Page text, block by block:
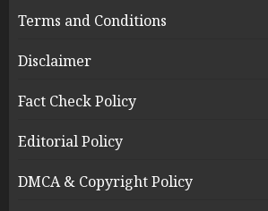
Terms and Conditions
Disclaimer
Fact Check Policy
Editorial Policy
DMCA & Copyright Policy